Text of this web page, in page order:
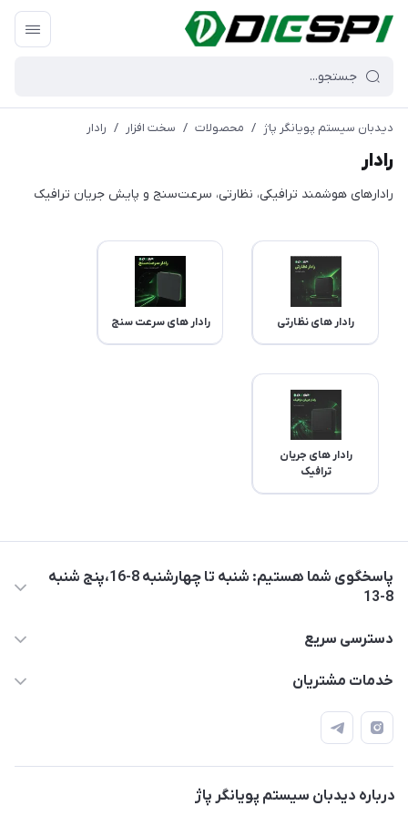
دیدبان سیستم پویانگر پاژ / محصولات / سخت افزار / رادار
رادار
رادارهای هوشمند ترافیکی، نظارتی، سرعت‌سنج و پایش جریان ترافیک
رادار های نظارتی رادار های سرعت سنج
رادار های جریان
ترافیک
پاسخگوی شما هستیم: شنبه تا چهارشنبه 8-16،پنج شنبه
8-13
05137733300
چهارم، واحد14
دسترسی سریع
حساب کاربری
محصولات
درباره ما
خدمات مشتریان
قوانین و مقررات
حریم خصوصی
درباره دیدبان سیستم پویانگر پاژ